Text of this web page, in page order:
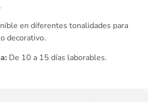
en diferentes tonalidades para
decorativo.
De 10 a 15 días laborables.